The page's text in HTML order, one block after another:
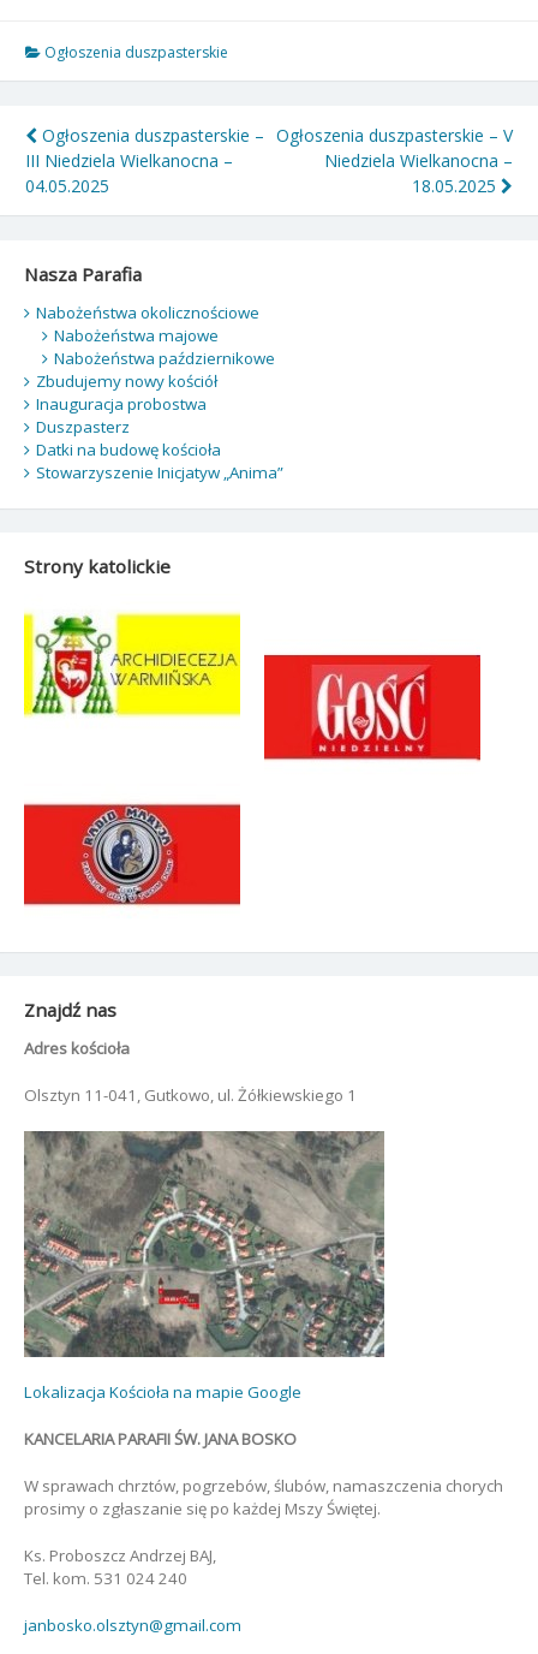
Ogłoszenia duszpasterskie
Nawigacja
wpisu
Ogłoszenia duszpasterskie –
III Niedziela Wielkanocna –
04.05.2025
Ogłoszenia duszpasterskie – V
Niedziela Wielkanocna –
18.05.2025
Nasza Parafia
Nabożeństwa okolicznościowe
Nabożeństwa majowe
Nabożeństwa październikowe
Zbudujemy nowy kościół
Inauguracja probostwa
Duszpasterz
Datki na budowę kościoła
Stowarzyszenie Inicjatyw „Anima”
Strony katolickie
Znajdź nas
Adres kościoła
Olsztyn 11-041, Gutkowo, ul. Żółkiewskiego 1
Lokalizacja Kościoła na mapie Google
KANCELARIA PARAFII ŚW. JANA BOSKO
W sprawach chrztów, pogrzebów, ślubów, namaszczenia chorych
prosimy o zgłaszanie się po każdej Mszy Świętej.
Ks. Proboszcz Andrzej BAJ,
Tel. kom. 531 024 240
janbosko.olsztyn@gmail.com